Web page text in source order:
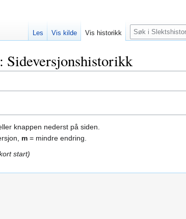
knappen nederst på siden.
m = mindre endring.
start
Les Vis kilde Vis historikk
Søk